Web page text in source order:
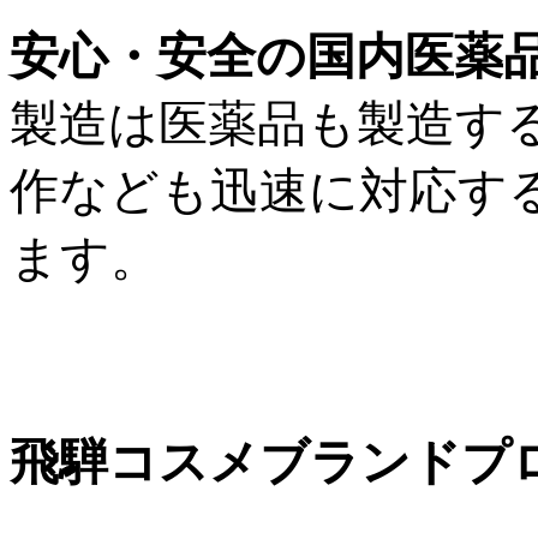
安心・安全の国内医薬
製造は医薬品も製造す
作なども迅速に対応す
ます。
飛騨コスメブランドプ